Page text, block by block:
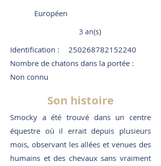
Européen
3 an(s)
Identification :
250268782152240
Nombre de chatons dans la portée :
Non connu
Son histoire
Smocky a été trouvé dans un centre
équestre où il errait depuis plusieurs
mois, observant les allées et venues des
humains et des chevaux sans vraiment